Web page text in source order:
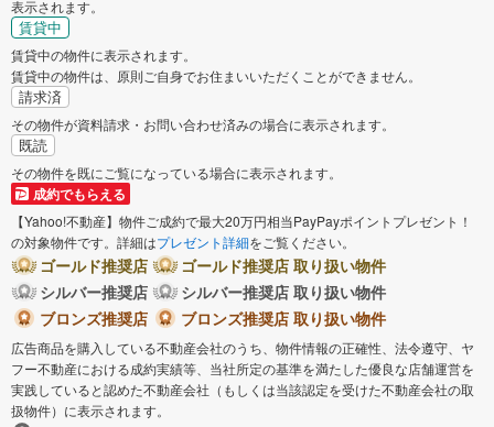
表示されます。
賃貸中
賃貸中の物件に表示されます。
賃貸中の物件は、原則ご自身でお住まいいただくことができません。
請求済
その物件が資料請求・お問い合わせ済みの場合に表示されます。
既読
その物件を既にご覧になっている場合に表示されます。
成約でもらえる
【Yahoo!不動産】物件ご成約で最大20万円相当PayPayポイントプレゼント！
の対象物件です。詳細はプレゼント詳細をご覧ください。
ゴールド推奨店
ゴールド推奨店 取り扱い物件
シルバー推奨店
シルバー推奨店 取り扱い物件
ブロンズ推奨店
ブロンズ推奨店 取り扱い物件
広告商品を購入している不動産会社のうち、物件情報の正確性、法令遵守、ヤ
フー不動産における成約実績等、当社所定の基準を満たした優良な店舗運営を
実践していると認めた不動産会社（もしくは当該認定を受けた不動産会社の取
扱物件）に表示されます。